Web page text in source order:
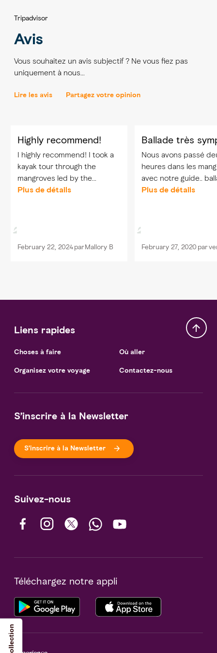
Tripadvisor
Avis
Vous souhaitez un avis subjectif ? Ne vous fiez pas
uniquement à nous…
Lire les avis Partagez votre opinion
Highly recommend!
I highly recommend! I took a
kayak tour through the
mangroves led by the
wonderful Joseph who was so
Plus de détails
February 22, 2024parMallory B
Ballade très
Nous avons passé
heures dans les
avec notre guide..
facile et très
Plus de détails
February 27, 2020 par
Liens rapides
Choses à faire
Organisez votre voyage
Où aller
Contactez-nous
S’inscrire à la Newsletter
S’inscrire à la Newsletter
Suivez-nous
Téléchargez notre appli